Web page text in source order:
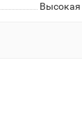
Высокая